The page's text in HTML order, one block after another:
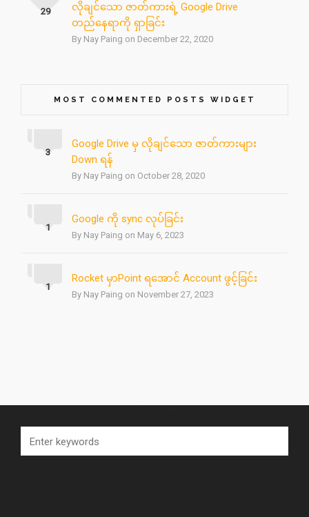
လိုချင်သော ဇာတ်ကားရဲ့ Google Drive
တည်နေရာကို ရှာခြင်း
By Nay Paing on December 22, 2020
29
MOST COMMENTED POSTS WIDGET
Google Drive မှ လိုချင်သော ဇာတ်ကားများ
Down ရန်
By Nay Paing on October 28, 2020
3
Google ကို sync လုပ်ခြင်း
By Nay Paing on May 6, 2023
1
Rocket မှာPoint ရအောင် Account ဖွင့်ခြင်း
By Nay Paing on November 27, 2023
1